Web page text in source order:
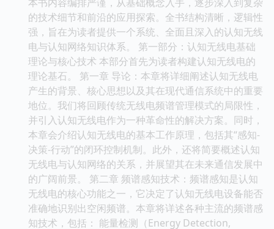
的技术细节和前沿的应用探索。全书结构清晰，逻辑性
强，旨在为读者提供一个系统、全面且深入的认知无线
电与认知网络知识体系。 第一部分：认知无线电基础
理论与核心技术 本部分首先为读者构建认知无线电的
理论基石。 第一章 导论：本章将详细阐述认知无线电
产生的背景、核心思想以及其在现代通信系统中的重要
地位。我们将回顾传统无线电频谱管理模式的局限性，
并引入认知无线电作为一种革命性的解决方案。同时，
本章会介绍认知无线电的基本工作原理，包括其“感知-
决策-行动”的闭环控制机制。此外，还将简要概述认知
无线电与认知网络的关系，并展望其在未来通信发展中
的广阔前景。 第二章 频谱感知技术：频谱感知是认知
无线电的核心功能之一，它决定了认知无线电设备能否
准确地识别出空闲频谱。本章将详述各种主流的频谱感
知技术，包括： 能量检测（Energy Detection,